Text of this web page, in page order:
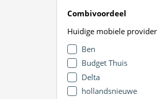
Combivoordeel
Huidige mobiele provider
Ben
Budget Thuis
Delta
hollandsnieuwe